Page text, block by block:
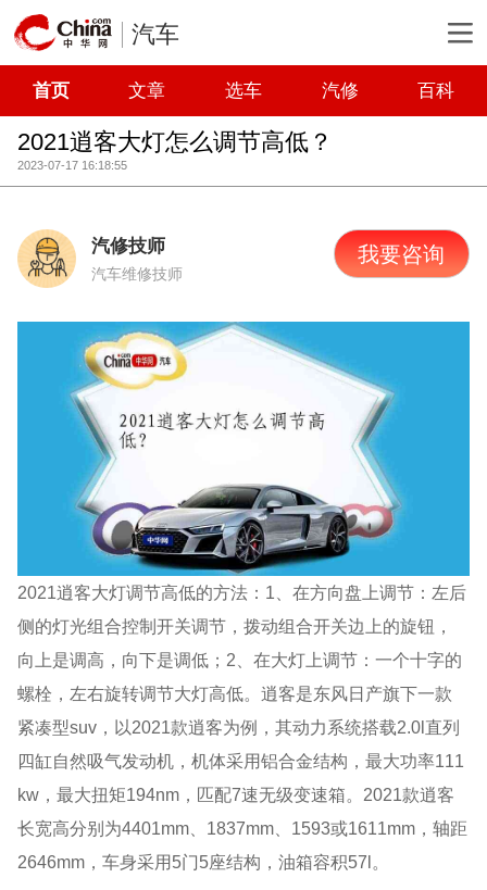
汽车
首页 文章 选车 汽修 百科
2021逍客大灯怎么调节高低？
2023-07-17 16:18:55
汽修技师
汽车维修技师
我要咨询
2021逍客大灯调节高低的方法：1、在方向盘上调节：左后
侧的灯光组合控制开关调节，拨动组合开关边上的旋钮，
向上是调高，向下是调低；2、在大灯上调节：一个十字的
螺栓，左右旋转调节大灯高低。逍客是东风日产旗下一款
紧凑型suv，以2021款逍客为例，其动力系统搭载2.0l直列
四缸自然吸气发动机，机体采用铝合金结构，最大功率111
kw，最大扭矩194nm，匹配7速无级变速箱。2021款逍客
长宽高分别为4401mm、1837mm、1593或1611mm，轴距
2646mm，车身采用5门5座结构，油箱容积57l。